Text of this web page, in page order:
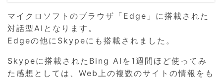
マイクロソフトのブラウザ「Edge」に搭載された
対話型AIとなります。
Edgeの他にSkypeにも搭載されました。
Skypeに搭載されたBing AIを1週間ほど使ってみ
た感想としては、Web上の複数のサイトの情報をも